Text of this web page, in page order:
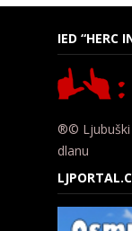
IED “HERC
®© Ljubuški
dlanu